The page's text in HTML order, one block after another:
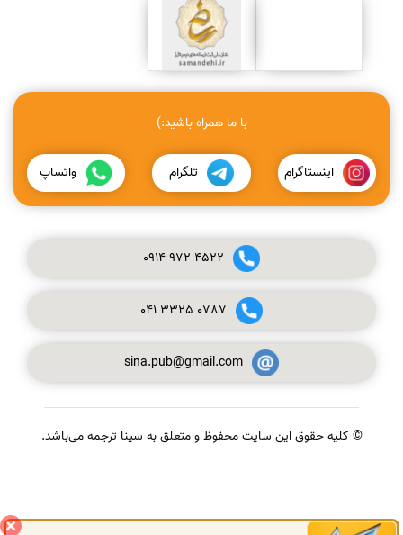
با ما همراه باشید:)
اینستاگرام تلگرام واتساپ
0914972 4522
041 3325 0787
sina.pub@gmail.com
© کلیه حقوق این سایت محفوظ و متعلق به سینا ترجمه می‌باشد.